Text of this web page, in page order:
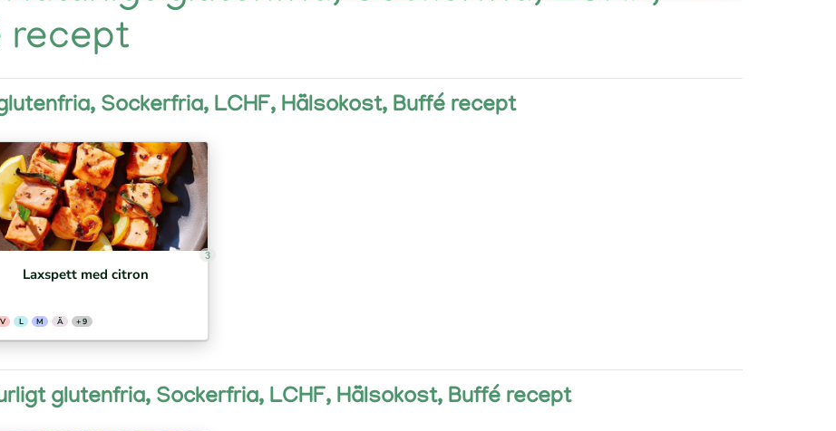
recept
Sockerfria, LCHF, Hälsokost, Buffé recept
3
Laxspett med citron
V L M Ä + 9
glutenfria, Sockerfria, LCHF, Hälsokost, Buffé recept